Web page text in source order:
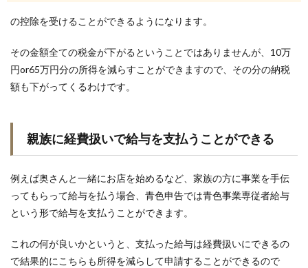
の控除を受けることができるようになります。
その金額全ての税金が下がるということではありませんが、10万
円or65万円分の所得を減らすことができますので、その分の納税
額も下がってくるわけです。
親族に経費扱いで給与を支払うことができる
例えば奥さんと一緒にお店を始めるなど、家族の方に事業を手伝
ってもらって給与を払う場合、青色申告では青色事業専従者給与
という形で給与を支払うことができます。
これの何が良いかというと、支払った給与は経費扱いにできるの
で結果的にこちらも所得を減らして申請することができるので